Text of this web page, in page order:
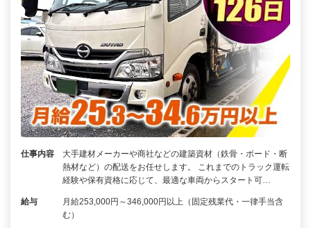
仕事内容
大手建材メーカーや商社などの建築資材（鉄骨・ボード・断
熱材など）の配送をお任せします。 これまでのトラック運転
経験や保有資格に応じて、最適な車両からスタート可…
給与
月給253,000円～346,000円以上（固定残業代・一律手当含
む）